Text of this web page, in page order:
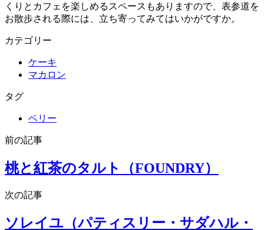
くりとカフェを楽しめるスペースもありますので、表参道を
お散歩される際には、立ち寄ってみてはいかがですか。
カテゴリー
ケーキ
マカロン
タグ
ベリー
前の記事
桃と紅茶のタルト（FOUNDRY）
次の記事
ソレイユ（パティスリー・サダハル・